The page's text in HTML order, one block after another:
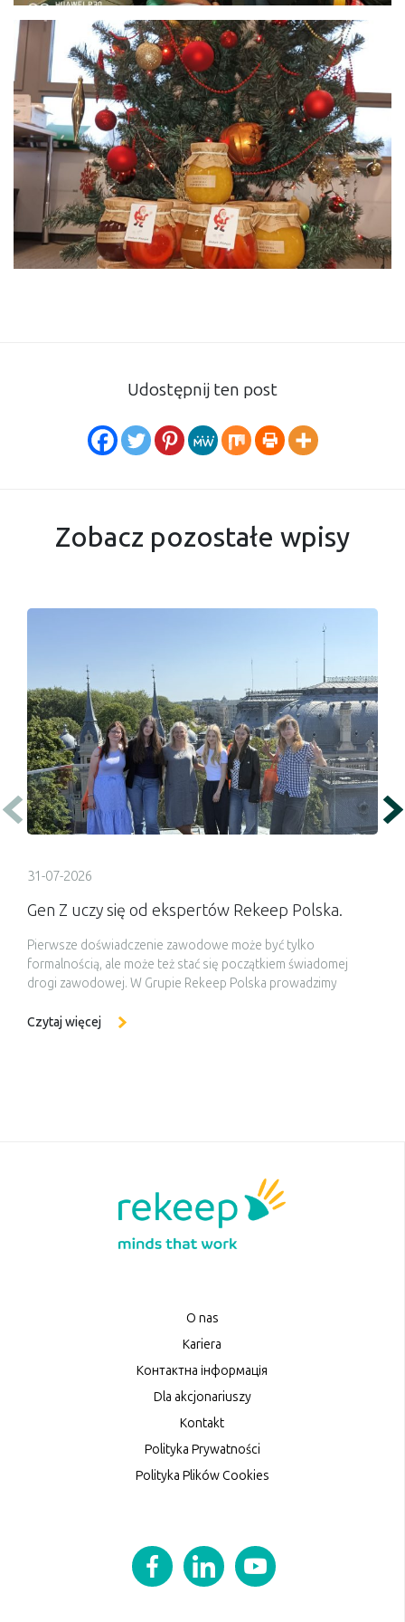
Udostępnij ten post
Zobacz pozostałe wpisy
31-07-2026
Gen Z uczy się od ekspertów Rekeep Polska.
Pierwsze doświadczenie zawodowe może być tylko
formalnością, ale może też stać się początkiem świadomej
drogi zawodowej. W Grupie Rekeep Polska prowadzimy
Usług w Łodzi, w ramach projektu współfinansowanego ze
Czytaj więcej
O nas
Kariera
Контактна інформація
Dla akcjonariuszy
Kontakt
Polityka Prywatności
Polityka Plików Cookies